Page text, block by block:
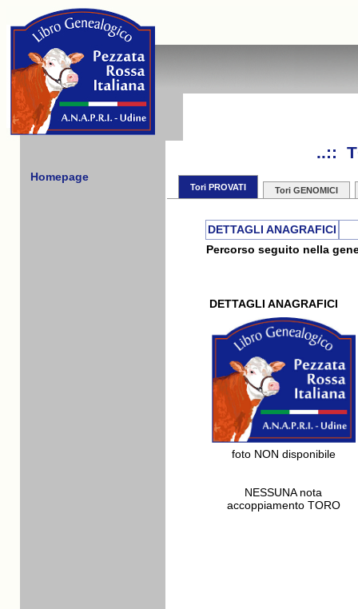
Homepage
..::
Tori PROVATI Tori GENOMICI
DETTAGLI ANAGRAFICI
Percorso seguito nella
DETTAGLI ANAGRAFICI
foto NON disponibile
NESSUNA nota
accoppiamento TORO